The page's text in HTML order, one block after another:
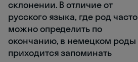
склонении. В отличие от
русского языка, где род часто
можно определить по
окончанию, в немецком роды
приходится запоминать